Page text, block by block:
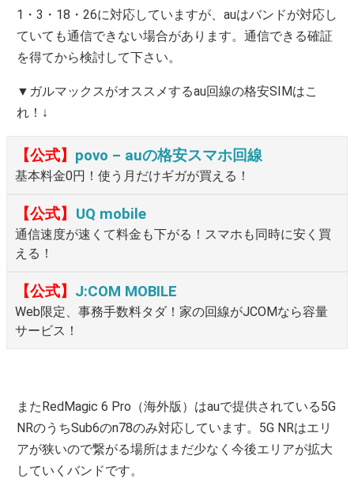
1・3・18・26に対応していますが、auはバンドが対応し
ていても通信できない場合があります。通信できる確証
を得てから検討して下さい。
▼ガルマックスがオススメするau回線の格安SIMはこ
れ！↓
【公式】 povo – auの格安スマホ回線
基本料金0円！使う月だけギガが買える！
【公式】 UQ mobile
通信速度が速くて料金も下がる！スマホも同時に安く買
える！
【公式】 J:COM MOBILE
Web限定、事務手数料タダ！家の回線がJCOMなら容量
サービス！
またRedMagic 6 Pro（海外版）はauで提供されている5G
NRのうちSub6のn78のみ対応しています。5G NRはエリ
アが狭いので繋がる場所はまだ少なく今後エリアが拡大
していくバンドです。